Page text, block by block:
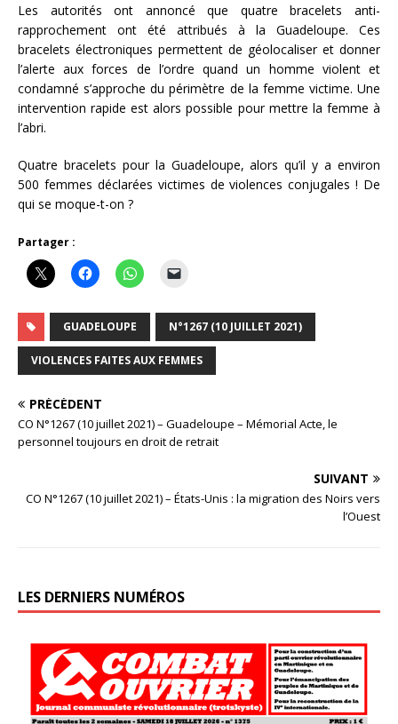
Les autorités ont annoncé que quatre bracelets anti-
rapprochement ont été attribués à la Guadeloupe. Ces
bracelets électroniques permettent de géolocaliser et donner
l’alerte aux forces de l’ordre quand un homme violent et
condamné s’approche du périmètre de la femme victime. Une
intervention rapide est alors possible pour mettre la femme à
l’abri.
Quatre bracelets pour la Guadeloupe, alors qu’il y a environ
500 femmes déclarées victimes de violences conjugales ! De
qui se moque-t-on ?
Partager :
GUADELOUPE N°1267 (10 JUILLET 2021)
VIOLENCES FAITES AUX FEMMES
PRÉCÉDENT
CO N°1267 (10 juillet 2021) – Guadeloupe – Mémorial Acte, le
personnel toujours en droit de retrait
SUIVANT
CO N°1267 (10 juillet 2021) – États-Unis : la migration des Noirs vers
l’Ouest
LES DERNIERS NUMÉROS